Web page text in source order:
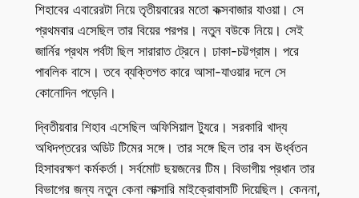
শিহাবের এবারেরটা নিয়ে তৃতীয়বারের মতো কক্সবাজার যাওয়া। সে
প্রথমবার এসেছিল তার বিয়ের পরপর। নতুন বউকে নিয়ে। সেই
জার্নির প্রথম পর্বটা ছিল সারারাত ট্রেনে। ঢাকা-চট্টগ্রাম। পরে
পাবলিক বাসে। তবে ব্যক্তিগত কারে আসা-যাওয়ার দলে সে
কোনোদিন পড়েনি।
দ্বিতীয়বার শিহাব এসেছিল অফিসিয়াল ট্যুরে। সরকারি খাদ্য
অধিদপ্তরের অডিট টিমের সঙ্গে। তার সঙ্গে ছিল তার বস ঊর্ধ্বতন
হিসাবরক্ষণ কর্মকর্তা। সর্বমোট ছয়জনের টিম। বিভাগীয় প্রধান তার
বিভাগের জন্য নতুন কেনা লাক্সারি মাইক্রোবাসটি দিয়েছিল। কেননা,